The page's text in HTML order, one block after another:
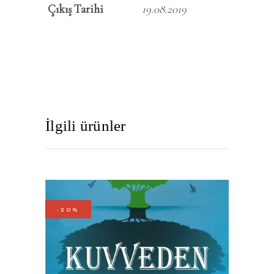
Çıkış Tarihi 19.08.2019
İlgili ürünler
-20%